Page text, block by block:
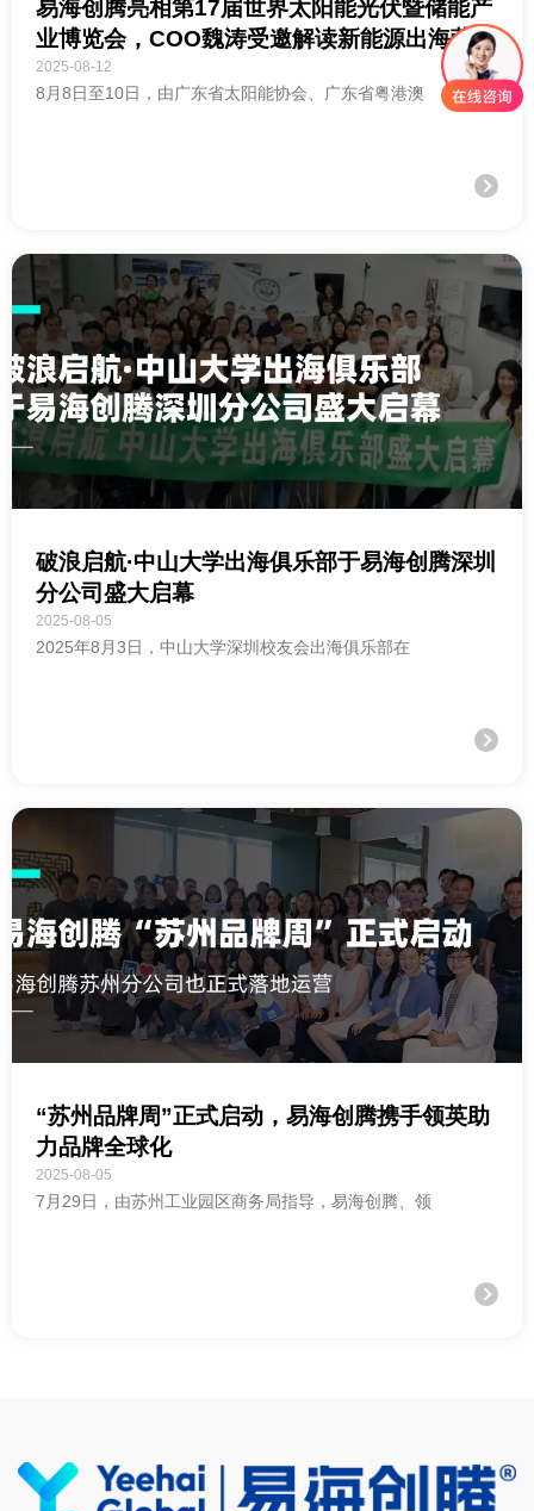
易海创腾亮相第17届世界太阳能光伏暨储能产
业博览会，COO魏涛受邀解读新能源出海营销
新趋势
2025-08-12
8月8日至10日，由广东省太阳能协会、广东省粤港澳
破浪启航·中山大学出海俱乐部于易海创腾深圳
分公司盛大启幕
2025-08-05
2025年8月3日，中山大学深圳校友会出海俱乐部在
“苏州品牌周”正式启动，易海创腾携手领英助
力品牌全球化
2025-08-05
7月29日，由苏州工业园区商务局指导，易海创腾、领